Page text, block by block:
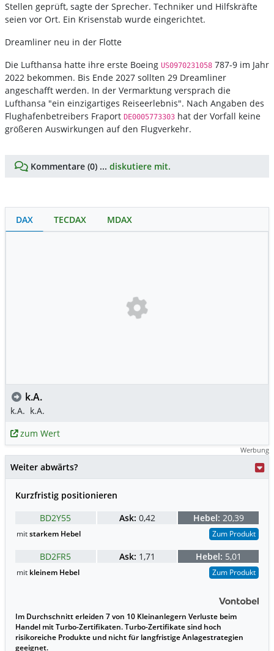
Stellen geprüft, sagte der Sprecher. Techniker und Hilfskräfte
seien vor Ort. Ein Krisenstab wurde eingerichtet.
Dreamliner neu in der Flotte
Die Lufthansa hatte ihre erste Boeing US0970231058 787-9 im Jahr
2022 bekommen. Bis Ende 2027 sollten 29 Dreamliner
angeschafft werden. In der Vermarktung versprach die
Lufthansa "ein einzigartiges Reiseerlebnis". Nach Angaben des
Flughafenbetreibers Fraport DE0005773303 hat der Vorfall keine
größeren Auswirkungen auf den Flugverkehr.
Kommentare (0) ... diskutiere mit.
DAX TECDAX MDAX
k.A.
k.A. k.A.
zum Wert
Werbung
Weiter abwärts?
Kurzfristig positionieren
BD2Y55
Ask: 0,42 Hebel: 20,39
mitstarkem Hebel Zum Produkt
BD2FR5 Ask: 1,71 Hebel: 5,01
mit kleinem Hebel Zum Produkt
Im Durchschnitt erleiden 7 von 10 Kleinanlegern Verluste beim
Handel mit Turbo-Zertifikaten. Turbo-Zertifikate sind hoch
risikoreiche Produkte und nicht für langfristige Anlagestrategien
geeignet.